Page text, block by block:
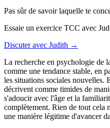
Pas sûr de savoir laquelle te
Essaie un exercice TCC avec
Discuter avec Judith →
La recherche en psychologie de
comme une tendance stable, en
les situations sociales nouvelles.
décrivent comme timides de
s'adoucir avec l'âge et la
complètement. Rien de tout cela
une manière légitime d'avancer